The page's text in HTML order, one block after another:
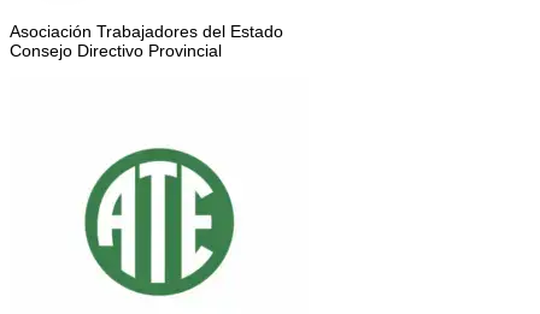
Asociación Trabajadores del Estado
Consejo Directivo Provincial